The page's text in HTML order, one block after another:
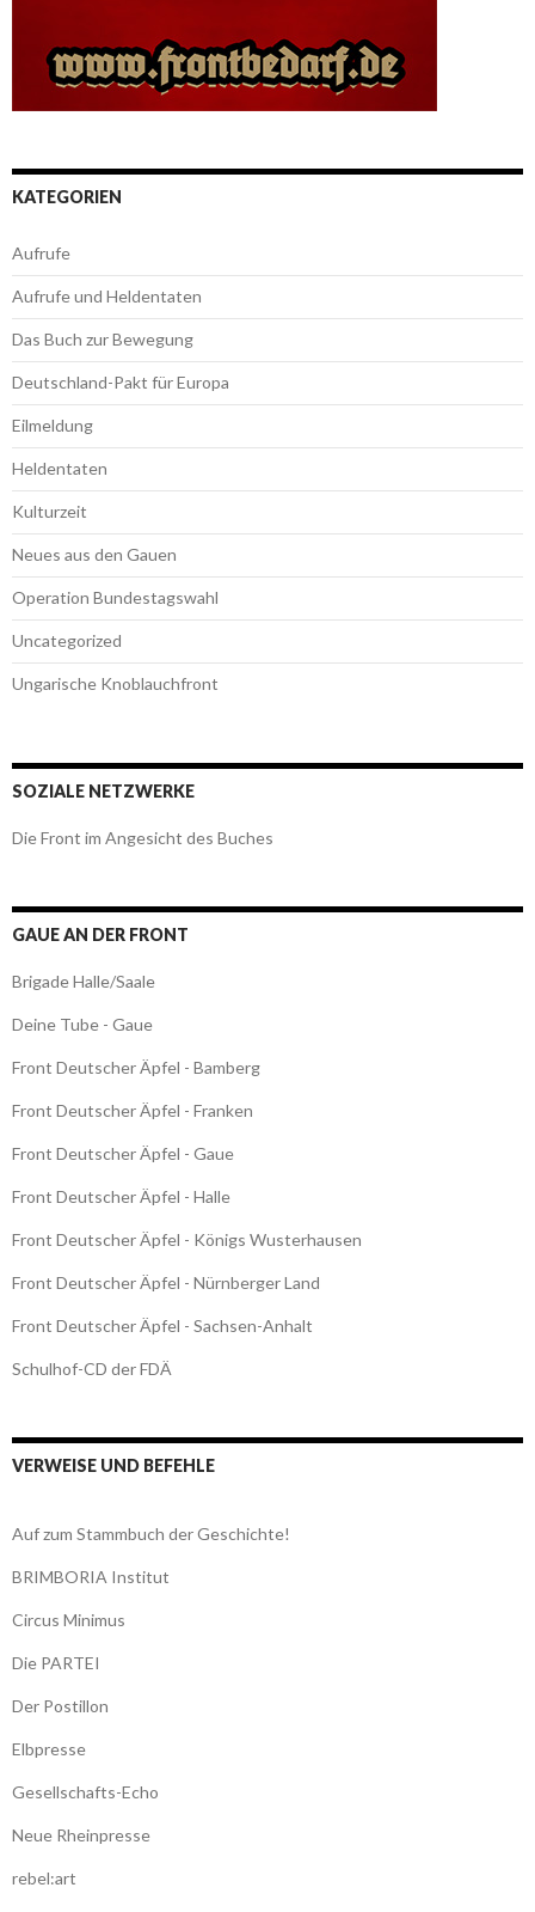
KATEGORIEN
Aufrufe
Aufrufe und Heldentaten
Das Buch zur Bewegung
Deutschland-Pakt für Europa
Eilmeldung
Heldentaten
Kulturzeit
Neues aus den Gauen
Operation Bundestagswahl
Uncategorized
Ungarische Knoblauchfront
SOZIALE NETZWERKE
Die Front im Angesicht des Buches
GAUE AN DER FRONT
Brigade Halle/Saale
Deine Tube - Gaue
Front Deutscher Äpfel - Bamberg
Front Deutscher Äpfel - Franken
Front Deutscher Äpfel - Gaue
Front Deutscher Äpfel - Halle
Front Deutscher Äpfel - Königs Wusterhausen
Front Deutscher Äpfel - Nürnberger Land
Front Deutscher Äpfel - Sachsen-Anhalt
Schulhof-CD der FDÄ
VERWEISE UND BEFEHLE
Auf zum Stammbuch der Geschichte!
BRIMBORIA Institut
Circus Minimus
Die PARTEI
Der Postillon
Elbpresse
Gesellschafts-Echo
Neue Rheinpresse
rebel:art